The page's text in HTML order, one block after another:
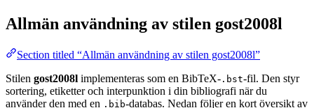
Allmän användning av stilen gost2008l
Section titled “Allmän användning av stilen gost2008l”
Stilen gost2008l implementeras som en BibTeX- .bst-fil. Den styr
sortering, etiketter och interpunktion i din bibliografi när du
använder den med en .bib-databas. Nedan följer en kort översikt av